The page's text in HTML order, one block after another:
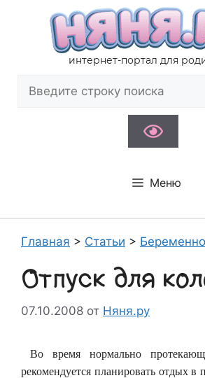
содержимому
интернет-портал для
Меню
Главная > Статьи >
Отпуск для
07.10.2008 от Няня.ру
Во время нормально
рекомендуется планировать отдых в